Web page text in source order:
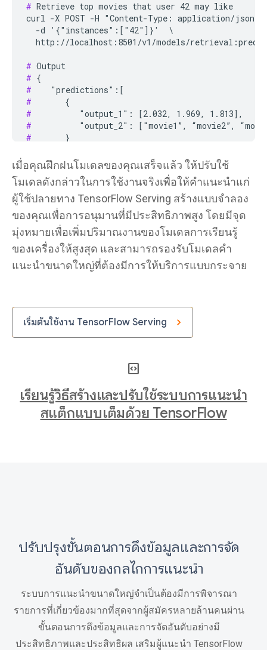
เมื่อคุณฝึกฝนโมเดลของคุณเสร็จแล้ว ให้ปรับใช้
โมเดลดังกล่าวในการใช้งานจริงเพื่อให้คำแนะนำแก่
ผู้ใช้ปลายทาง TensorFlow Serving สร้างแบบจำลอง
ของคุณเพื่อการอนุมานที่มีประสิทธิภาพสูง โดยมีจุด
มุ่งหมายเพื่อเพิ่มปริมาณงานของโมเดลการเรียนรู้
ของเครื่องให้สูงสุด และสามารถรองรับโมเดลคำ
แนะนำขนาดใหญ่ที่ต้องมีการให้บริการแบบกระจาย
เริ่มต้นใช้งาน TensorFlow Serving
# Retrieve top movies that user 42 may like
curl -X POST -H "Content-Type: application/json"
  -d '{"instances":["42"]}'  \
http://localhost:8501/v1/models/
#
#
#
#
#
#
#
# }
# Deploy the ranking model with TensorFlow Serving
docker run -t --rm -p 8501:8501 \
  -v "RANKING/MODEL/PATH:/models/ranking" \
  -e MODEL_NAME=ranking tensorflow/serving &
# Get the prediction score for user 42 and movie 3
curl -X POST -H "Content-Type: application/json"
-d '{"instances":[{"user_id":"42",
#
#
{"predictions": [[3.66357923]]}
code_blocks
เรียนรู้วิธีสร้างและปรับใช้ระบบการแนะนำ
สแต็กแบบเต็มด้วย TensorFlow
ปรับปรุงขั้นตอนการดึงข้อมูลและการจัด
อันดับของกลไกการแนะนำ
ระบบการแนะนำขนาดใหญ่จำเป็นต้องมีการพิจารณา
รายการที่เกี่ยวข้องมากที่สุดจากผู้สมัครหลายล้านคนผ่าน
ขั้นตอนการดึงข้อมูลและการจัดอันดับอย่างมี
ประสิทธิภาพและประสิทธิผล เสริมผู้แนะนำ TensorFlow